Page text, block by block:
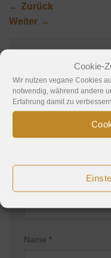
Cookie-
Wir nutzen vegane Cookies
notwendig, während andere
Erfahrung damit zu verbessern.
← Zurück
Weiter →
Schreibe
Deine E-Mail-
Kommentar*
Name *